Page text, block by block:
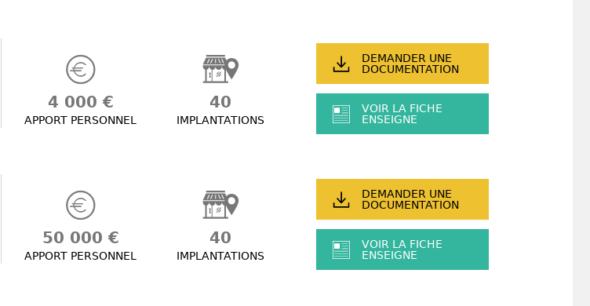
4 000 €
APPORT PERSONNEL
40
IMPLANTATIONS
DEMANDER UNE
DOCUMENTATION
VOIR LA FICHE
ENSEIGNE
50 000 €
APPORT PERSONNEL
40
IMPLANTATIONS
DEMANDER UNE
DOCUMENTATION
VOIR LA FICHE
ENSEIGNE